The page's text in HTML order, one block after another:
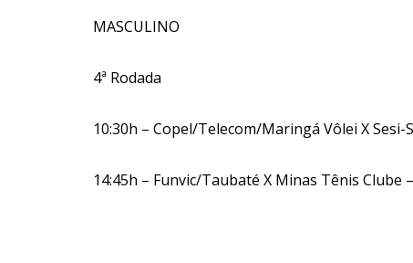
MASCULINO
4ª Rodada
10:30h – Copel/Telecom/Maringá Vôlei X
14:45h – Funvic/Taubaté X Minas Tênis Clube